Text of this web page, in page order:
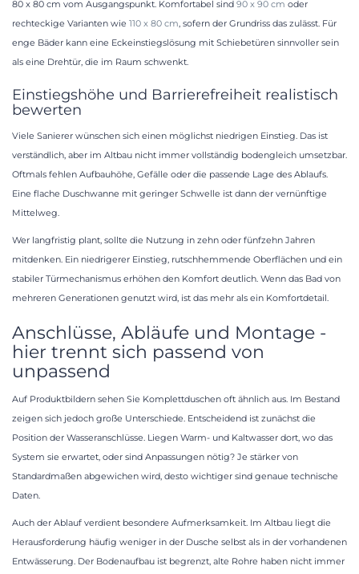
80 x 80 cm vom Ausgangspunkt. Komfortabel sind 90 x 90 cm oder
rechteckige Varianten wie 110 x 80 cm, sofern der Grundriss das zulässt. Für
enge Bäder kann eine Eckeinstiegslösung mit Schiebetüren sinnvoller sein
als eine Drehtür, die im Raum schwenkt.
Einstiegshöhe und Barrierefreiheit realistisch
bewerten
Viele Sanierer wünschen sich einen möglichst niedrigen Einstieg. Das ist
verständlich, aber im Altbau nicht immer vollständig bodengleich umsetzbar.
Oftmals fehlen Aufbauhöhe, Gefälle oder die passende Lage des Ablaufs.
Eine flache Duschwanne mit geringer Schwelle ist dann der vernünftige
Mittelweg.
Wer langfristig plant, sollte die Nutzung in zehn oder fünfzehn Jahren
mitdenken. Ein niedrigerer Einstieg, rutschhemmende Oberflächen und ein
stabiler Türmechanismus erhöhen den Komfort deutlich. Wenn das Bad von
mehreren Generationen genutzt wird, ist das mehr als ein Komfortdetail.
Anschlüsse, Abläufe und Montage -
hier trennt sich passend von
unpassend
Auf Produktbildern sehen Sie Komplettduschen oft ähnlich aus. Im Bestand
zeigen sich jedoch große Unterschiede. Entscheidend ist zunächst die
Position der Wasseranschlüsse. Liegen Warm- und Kaltwasser dort, wo das
System sie erwartet, oder sind Anpassungen nötig? Je stärker von
Standardmaßen abgewichen wird, desto wichtiger sind genaue technische
Daten.
Auch der Ablauf verdient besondere Aufmerksamkeit. Im Altbau liegt die
Herausforderung häufig weniger in der Dusche selbst als in der vorhandenen
Entwässerung. Der Bodenaufbau ist begrenzt, alte Rohre haben nicht immer